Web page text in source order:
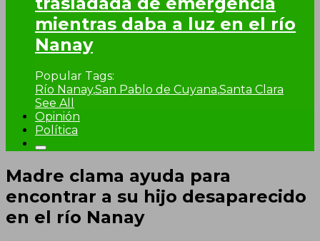
mientras daba a luz en el río
Nanay
Popular Tags:
Río Nanay,San Pablo de Cuyana,Santa Clara
See All
Opinión
Política
Madre clama ayuda para
encontrar a su hijo desaparecido
en el río Nanay